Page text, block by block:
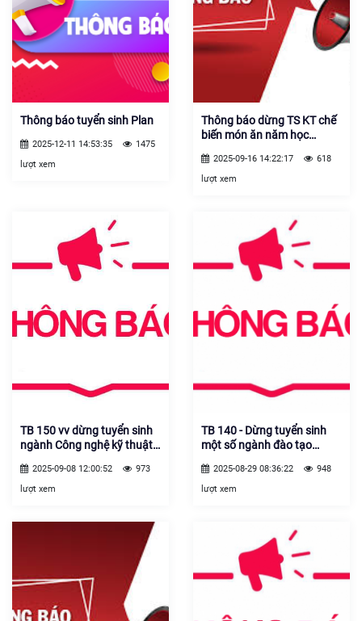
Thông báo tuyển sinh Plan
2025-12-11 14:53:35
1475
lượt xem
Thông báo dừng TS KT chế
biến món ăn năm học
2025-09-16 14:22:17
618
lượt xem
TB 150 vv dừng tuyển sinh
ngành Công nghệ kỹ thuật
2025-09-08 12:00:52
973
lượt xem
TB 140 - Dừng tuyển sinh
một số ngành đào tạo
2025-08-29 08:36:22
948
lượt xem